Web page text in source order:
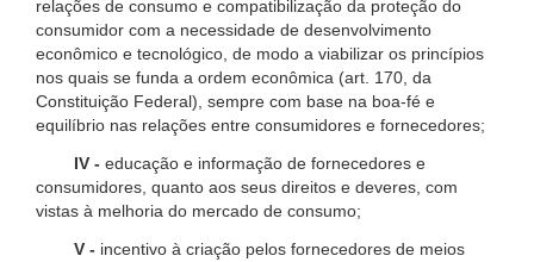
relações de consumo e compatibilização da proteção do
consumidor com a necessidade de desenvolvimento
econômico e tecnológico, de modo a viabilizar os princípios
nos quais se funda a ordem econômica (art. 170, da
Constituição Federal), sempre com base na boa-fé e
equilíbrio nas relações entre consumidores e fornecedores;
IV - educação e informação de fornecedores e
consumidores, quanto aos seus direitos e deveres, com
vistas à melhoria do mercado de consumo;
V - incentivo à criação pelos fornecedores de meios